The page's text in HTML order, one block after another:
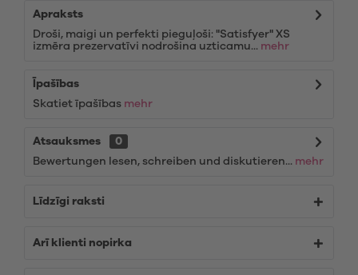
Apraksts
Droši, maigi un perfekti pieguļoši: "Satisfyer" XS
izmēra prezervatīvi nodrošina uzticamu... mehr
Īpašības
Skatiet īpašības mehr
Atsauksmes
0
Bewertungen lesen, schreiben und diskutieren... mehr
Līdzīgi raksti
Arī klienti nopirka